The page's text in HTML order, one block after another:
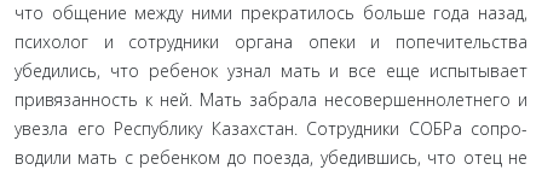
что общение между ними прекратилось больше года на­зад,
психолог и сотрудники органа опеки и попечительства
убедились, что ребенок узнал мать и все еще испытывает
привязанность к ней. Мать забрала несовершеннолетнего и
увезла его Республику Казахстан. Сотрудники СОБРа сопро­
водили мать с ребенком до поезда, убедившись, что отец не